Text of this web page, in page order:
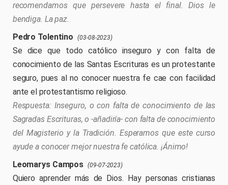
recomendamos que persevere hasta el final. Dios le
bendiga. La paz.
Pedro Tolentino
(03-08-2023)
Se dice que todo católico inseguro y con falta de
conocimiento de las Santas Escrituras es un protestante
seguro, pues al no conocer nuestra fe cae con facilidad
ante el protestantismo religioso.
Inseguro, o con falta de conocimiento de las
Sagradas Escrituras, o -añadiría- con falta de conocimiento
del Magisterio y la Tradición. Esperamos que este curso
ayude a conocer mejor nuestra fe católica. ¡Ánimo!
Leomarys Campos (09-07-2023)
Quiero aprender más de Dios. Hay personas cristianas